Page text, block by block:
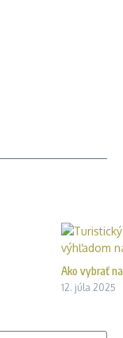
Ako vybrať
12. júla 2025